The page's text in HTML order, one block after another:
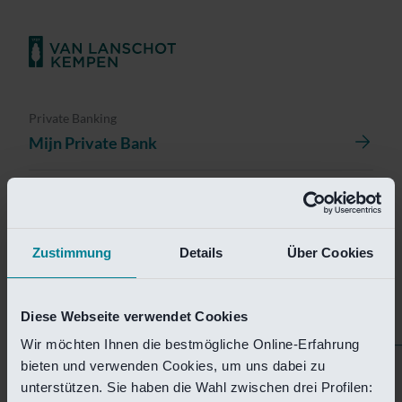
Zustimmung Details Über Cookies
Diese Webseite verwendet Cookies
Wir möchten Ihnen die bestmögliche Online-Erfahrung
bieten und verwenden Cookies, um uns dabei zu
unterstützen. Sie haben die Wahl zwischen drei Profilen:
Private Banking
Mijn Private Bank
Helaas is deze pagina